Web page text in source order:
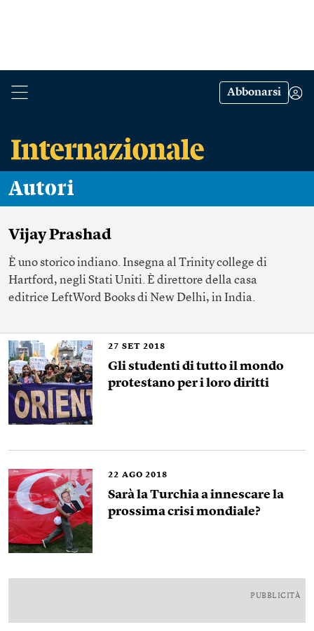
Abbonarsi
Autori
Vijay Prashad
È uno storico indiano. Insegna al Trinity college di
Hartford, negli Stati Uniti. È direttore della casa
editrice LeftWord Books di New Delhi, in India.
27 SET 2018
Gli studenti di tutto il mondo
protestano per i loro diritti
22 AGO 2018
Sarà la Turchia a innescare la
prossima crisi mondiale?
PUBBLICITÀ